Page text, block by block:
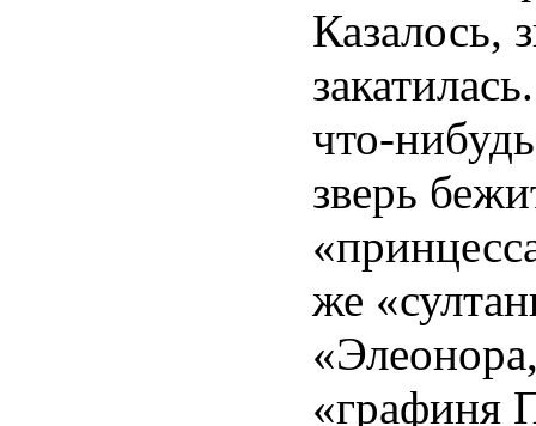
Казалось,
что-
зверь
же
«графиня